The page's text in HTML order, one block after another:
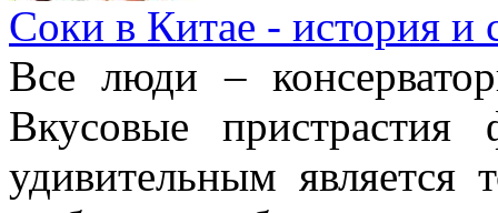
Соки в Китае - история и
Все люди –
Вкусовые
удивительным